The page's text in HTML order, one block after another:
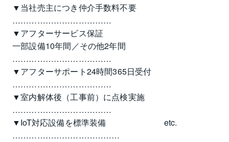
▼当社売主につき仲介手数料不要
………………………………
▼アフターサービス保証
一部設備10年間／その他2年間
………………………………
▼アフターサポート24時間365日受付
………………………………
▼室内解体後（工事前）に点検実施
………………………………
▼IoT対応設備を標準装備　　　　　　　etc.
………………………………